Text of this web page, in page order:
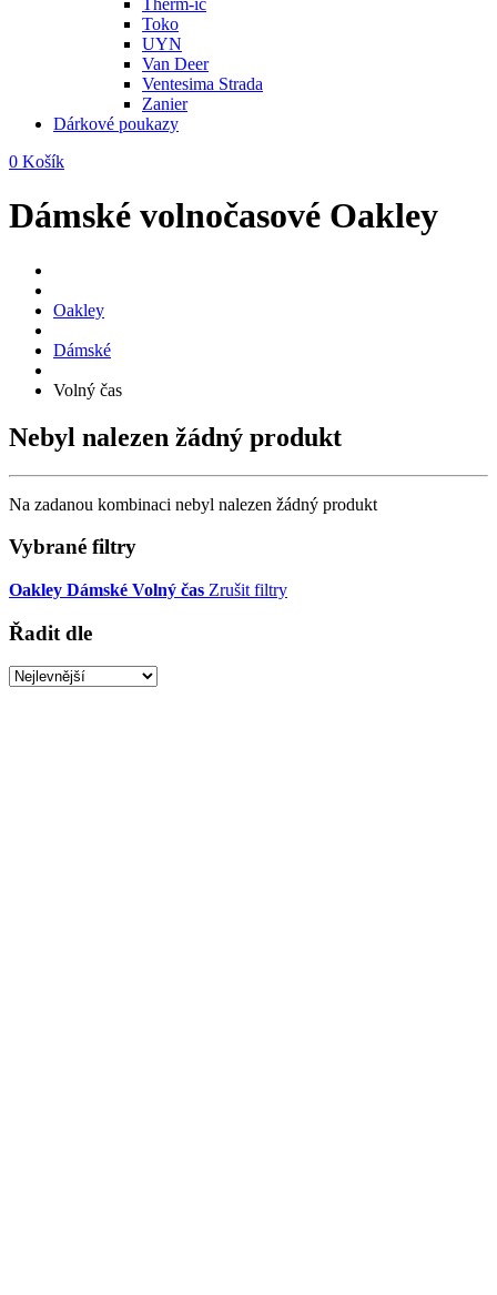
Therm-ic
Toko
UYN
Van Deer
Ventesima Strada
Zanier
Dárkové poukazy
0 Košík
Dámské volnočasové Oakley
Oakley
Dámské
Volný čas
Nebyl nalezen žádný produkt
Na zadanou kombinaci nebyl nalezen žádný produkt
Vybrané filtry
Oakley Dámské Volný čas Zrušit filtry
Řadit dle